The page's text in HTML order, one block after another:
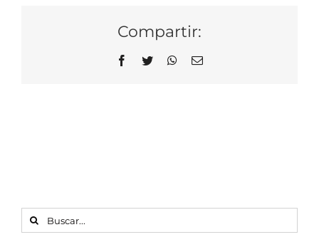
Compartir:
Facebook
Twitter WhatsApp
Correo
BUSCAR: